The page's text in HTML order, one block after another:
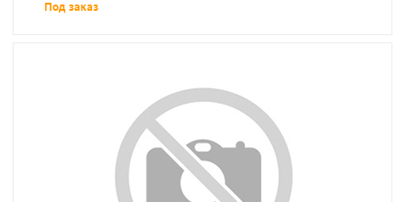
Под заказ